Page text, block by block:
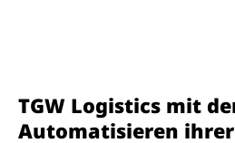
TGW Logistics mit
Automatisieren ihrer